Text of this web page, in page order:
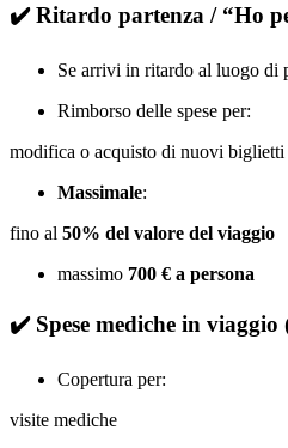
✔️Ritardo partenza / “Ho
Se arrivi in ritardo al luogo di
Rimborso delle spese per:
modifica o acquisto di nuovi biglietti
Massimale:
fino al 50% del valore del viaggio
massimo 700 € a persona
✔️ Spese mediche in
Copertura per:
visite mediche